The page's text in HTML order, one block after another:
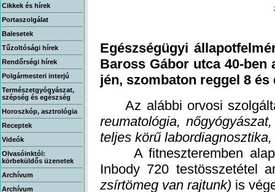
Cikkek és hírek
Portaszolgálat
Balesetek
Tűzoltósági hírek
Rendőrségi hírek
Polgármesteri interjú
Természetgyógyászat,
szépség és egészség
Horoszkóp, asztrológia
Receptek
Videók
Olvasóinktól:
körbeküldős üzenetek
Archívum
Archívum
Egészségügyi
Baross Gábor utca 40-ben
jén, szombaton reggel 8
Az alábbi orvosi
reumatológia,
teljes körű
A fitneszteremben alap
Inbody 720 testösszetétel
zsírtömeg van rajtunk) is